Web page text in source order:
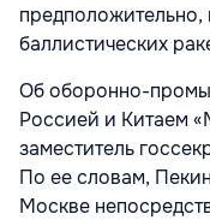
предположительно,
баллистических
Об оборонно-
Россией и Китаем
заместитель
По ее словам,
Москве